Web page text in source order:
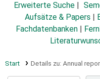
Erweiterte Suche
Aufsätze & Papers
Fachdatenbanken
Start Details zu: Annual